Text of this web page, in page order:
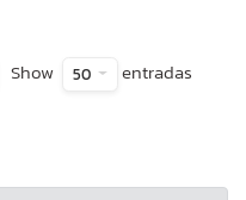
Show 50 entradas